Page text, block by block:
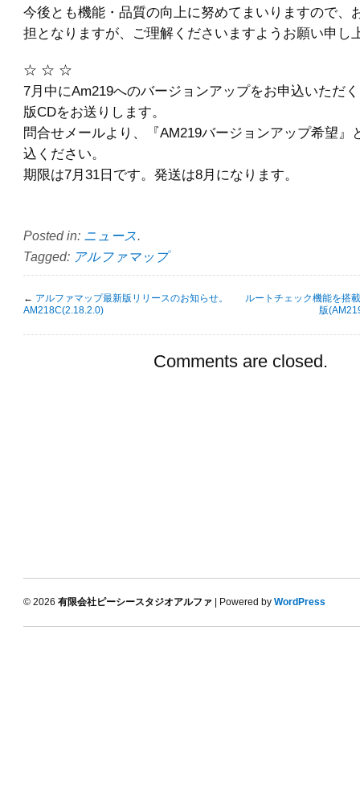
今後とも機能・品質の向上に努めてまいりますので、
担となりますが、ご理解くださいますようお願い申し
☆ ☆ ☆
7月中にAm219へのバージョンアップをお申込いただ
版CDをお送りします。
問合せメールより、『AM219バージョンアップ希望』
込ください。
期限は7月31日です。発送は8月になります。
Posted in: ニュース
Tagged: アルファマップ
← アルファマップ最新版リリースのお知らせ。
AM218C(2.18.2.0)
ルートチェック機能を搭
版
Comments are closed.
© 2026 有限会社ピーシースタジオアルファ | Powered by WordPress